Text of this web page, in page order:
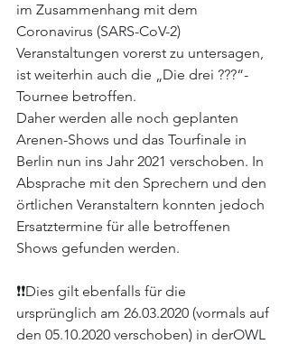
im Zusammenhang mit dem
Coronavirus (SARS-CoV-2)
Veranstaltungen vorerst zu untersagen,
ist weiterhin auch die „Die drei ???“-
Tournee betroffen.
Daher werden alle noch geplanten
Arenen-Shows und das Tourfinale in
Berlin nun ins Jahr 2021 verschoben. In
Absprache mit den Sprechern und den
örtlichen Veranstaltern konnten jedoch
Ersatztermine für alle betroffenen
Shows gefunden werden.
❗️❗️Dies gilt ebenfalls für die
ursprünglich am 26.03.2020 (vormals auf
den 05.10.2020 verschoben) in derOWL